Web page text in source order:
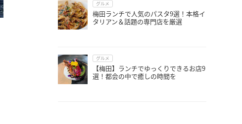
グルメ
梅田ランチで人気のパスタ9選！本格イ
タリアン＆話題の専門店を厳選
グルメ
【梅田】ランチでゆっくりできるお店9
選！都会の中で癒しの時間を